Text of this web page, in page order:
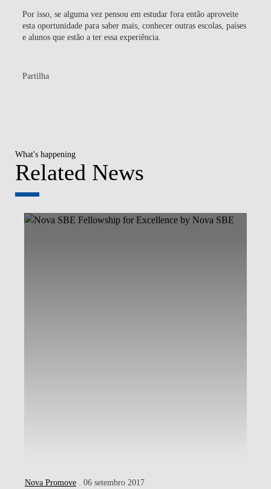
Por isso, se alguma vez pensou em estudar fora então aproveite
esta oportunidade para saber mais, conhecer outras escolas, países
e alunos que estão a ter essa experiência.
Partilha
What's happening
Related News
Nova Promove . 06 setembro 2017